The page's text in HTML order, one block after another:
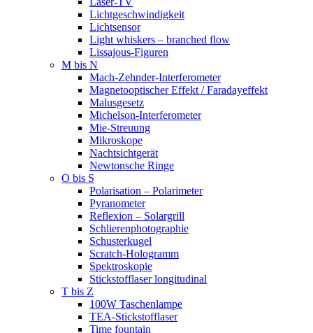
Lichtgeschwindigkeit
Lichtsensor
Light whiskers – branched flow
Lissajous-Figuren
M bis N
Mach-Zehnder-Interferometer
Magnetooptischer Effekt / Faradayeffekt
Malusgesetz
Michelson-Interferometer
Mie-Streuung
Mikroskope
Nachtsichtgerät
Newtonsche Ringe
O bis S
Polarisation – Polarimeter
Pyranometer
Reflexion – Solargrill
Schlierenphotographie
Schusterkugel
Scratch-Hologramm
Spektroskopie
Stickstofflaser longitudinal
T bis Z
100W Taschenlampe
TEA-Stickstofflaser
Time fountain